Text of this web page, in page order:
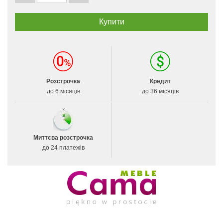
Розстрочка
до 6 місяців
Кредит
до 36 місяців
Миттєва розстрочка
до 24 платежів